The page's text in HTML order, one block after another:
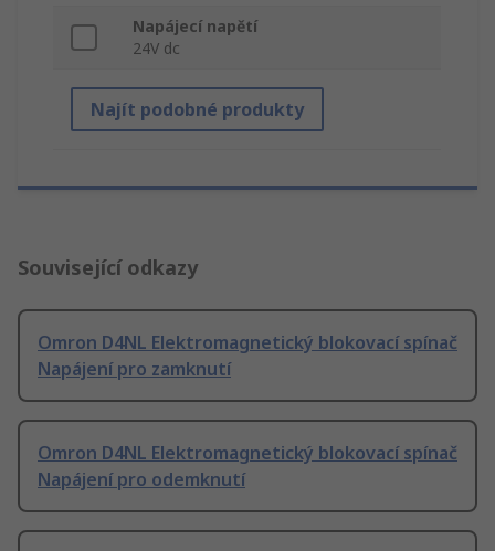
Napájecí napětí
24V dc
Najít podobné produkty
Související odkazy
Omron D4NL Elektromagnetický blokovací spínač
Napájení pro zamknutí
Omron D4NL Elektromagnetický blokovací spínač
Napájení pro odemknutí